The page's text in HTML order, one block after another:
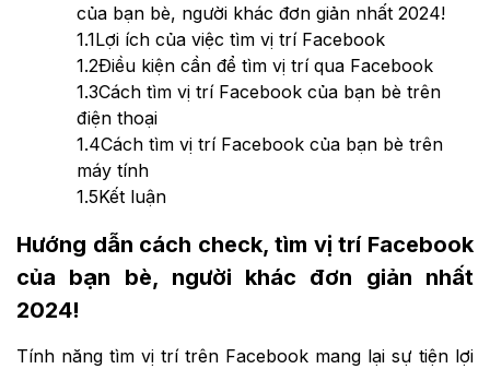
của bạn bè, người khác đơn giản nhất 2024!
1.1Lợi ích của việc tìm vị trí Facebook
1.2Điều kiện cần để tìm vị trí qua Facebook
1.3Cách tìm vị trí Facebook của bạn bè trên
điện thoại
1.4Cách tìm vị trí Facebook của bạn bè trên
máy tính
1.5Kết luận
Hướng dẫn cách check, tìm vị trí Facebook
của bạn bè, người khác đơn giản nhất
2024!
Tính năng tìm vị trí trên Facebook mang lại sự tiện lợi